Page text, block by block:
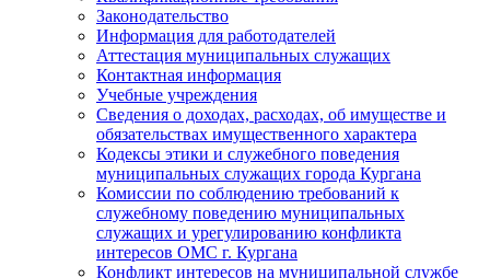
Законодательство
Информация для работодателей
Аттестация муниципальных служащих
Контактная информация
Учебные учреждения
Сведения о доходах, расходах, об имуществе и
обязательствах имущественного характера
Кодексы этики и служебного поведения
муниципальных служащих города Кургана
Комиссии по соблюдению требований к
служебному поведению муниципальных
служащих и урегулированию конфликта
интересов ОМС г. Кургана
Конфликт интересов на муниципальной службе